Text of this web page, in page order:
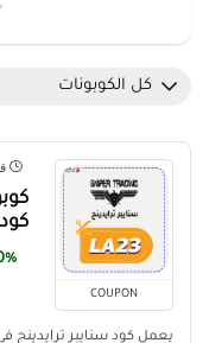
كل الكوبونات
COUPON
كود Sniper Trading 2026
يعمل كود سنايبر ترايدينج